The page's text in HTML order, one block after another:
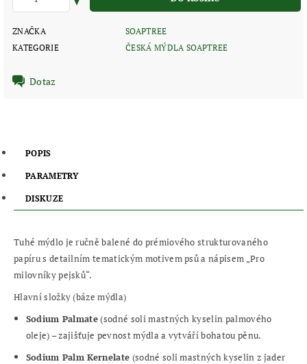
ZNAČKA
SOAPTREE
KATEGORIE
ČESKÁ MÝDLA SOAPTREE
Dotaz
POPIS
PARAMETRY
DISKUZE
Tuhé mýdlo je ručně balené do prémiového strukturovaného
papíru s detailním tematickým motivem psů a nápisem „Pro
milovníky pejsků“.
Hlavní složky (báze mýdla)
Sodium Palmate(sodné soli mastných kyselin palmového
oleje) – zajišťuje pevnost mýdla a vytváří bohatou pěnu.
Sodium Palm Kernelate (sodné soli mastných kyselin z jader